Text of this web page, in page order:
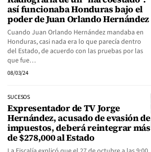
así funcionaba Honduras bajo el
poder de Juan Orlando Hernández
Cuando Juan Orlando Hernández mandaba en
Honduras, casi nada era lo que parecía dentro
del Estado, de acuerdo con las pruebas por las
que fue…
08/03/24
SUCESOS
Expresentador de TV Jorge
Hernández, acusado de evasión de
impuestos, deberá reintegrar más
de $278,000 al Estado